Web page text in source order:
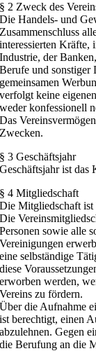
§ 2 Zweck des
Die Handels- und
Zusammenschluss
interessierten Kräfte,
Industrie, der
Berufe und sonstiger
gemeinsamen
verfolgt keine
weder konfessionell
Das
Zwecken.
§ 3 Geschäftsjahr
Geschäftsjahr ist das
§ 4 Mitgliedschaft
Die Mitgliedschaft
Die
Personen sowie alle
Vereinigungen
eine selbständige
diese
erworben werden,
Vereins zu fördern.
Über die Aufnahme
ist berechtigt, einen
abzulehnen. Gegen
die Berufung an die